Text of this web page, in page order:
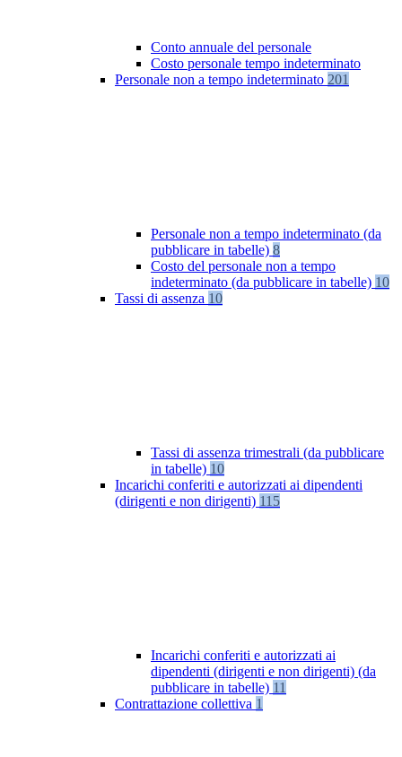
Conto annuale del personale
Costo personale tempo indeterminato
Personale non a tempo indeterminato 201
Personale non a tempo indeterminato (da
pubblicare in tabelle) 8
Costo del personale non a tempo
indeterminato (da pubblicare in tabelle) 10
Tassi di assenza 10
Tassi di assenza trimestrali (da pubblicare
in tabelle) 10
Incarichi conferiti e autorizzati ai dipendenti
(dirigenti e non dirigenti) 115
Incarichi conferiti e autorizzati ai
dipendenti (dirigenti e non dirigenti) (da
pubblicare in tabelle) 11
Contrattazione collettiva 1